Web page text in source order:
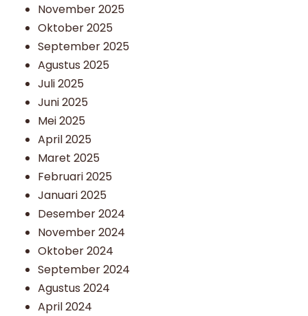
November 2025
Oktober 2025
September 2025
Agustus 2025
Juli 2025
Juni 2025
Mei 2025
April 2025
Maret 2025
Februari 2025
Januari 2025
Desember 2024
November 2024
Oktober 2024
September 2024
Agustus 2024
April 2024